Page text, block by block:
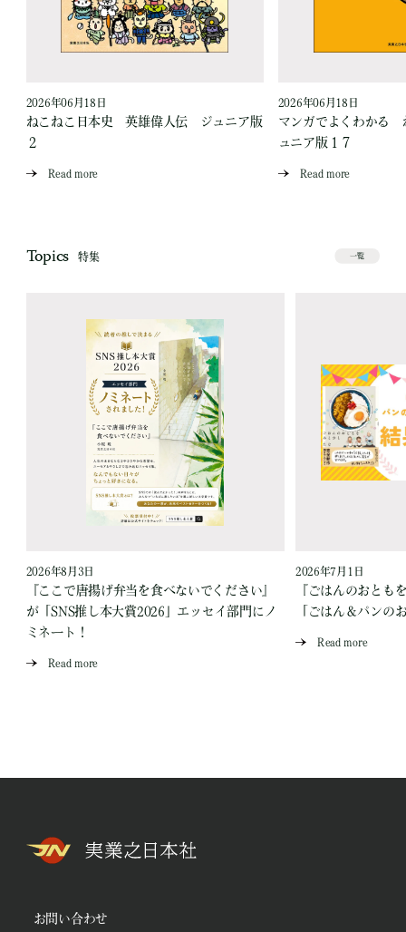
2026年06月18日
ねこねこ日本史 英雄偉人伝 ジュニア版
２
Read more
2026年06月18日
マンガでよくわかる
ュニア版１７
Read more
Topics 特集 一覧
2026年8月3日
『ここで唐揚げ弁当を食べないでください』
が「SNS推し本大賞2026」エッセイ部門にノ
ミネート！
Read more
2026年7月1日
『ごはんのおとも
「ごはん＆パンの
Read more
お問い合わせ